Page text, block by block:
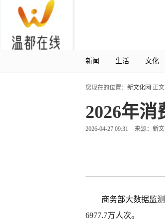
新闻 生活 文化
您现在的位置： 新文化网 正文
2026年
2026-04-27 09:31 来源：新文
商务部大数据监
6977.7万人次。